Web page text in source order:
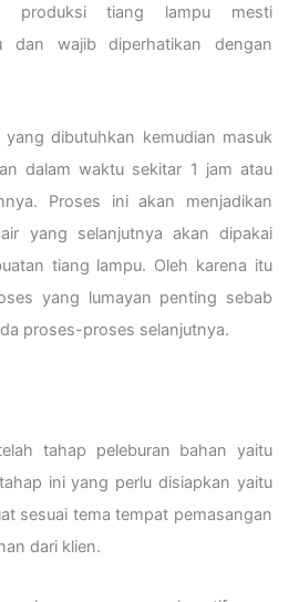
produksi tiang lampu mesti
dan wajib diperhatikan dengan
dibutuhkan kemudian masuk
dalam waktu sekitar 1 jam atau
Proses ini akan menjadikan
yang selanjutnya akan dipakai
tiang lampu. Oleh karena itu
yang lumayan penting sebab
proses-proses selanjutnya.
tahap peleburan bahan yaitu
ini yang perlu disiapkan yaitu
sesuai tema tempat pemasangan
dari klien.